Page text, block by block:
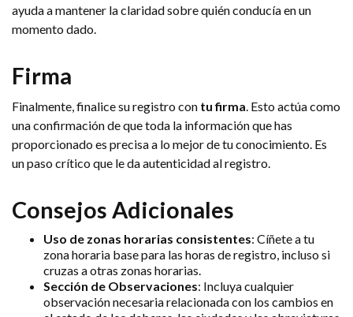
ayuda a mantener la claridad sobre quién conducía en un
momento dado.
Firma
Finalmente, finalice su registro con tu firma . Esto actúa como
una confirmación de que toda la información que has
proporcionado es precisa a lo mejor de tu conocimiento. Es
un paso crítico que le da autenticidad al registro.
Consejos Adicionales
Uso de zonas horarias consistentes: Cíñete a tu
zona horaria base para las horas de registro, incluso si
cruzas a otras zonas horarias.
Sección de Observaciones: Incluya cualquier
observación necesaria relacionada con los cambios en